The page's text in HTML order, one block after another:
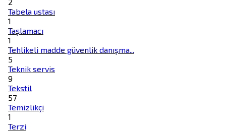
Tabela ustası
1
Taşlamacı
1
Tehlikeli madde güvenlik danışma...
5
Teknik servis
9
Tekstil
57
Temizlikçi
1
Terzi